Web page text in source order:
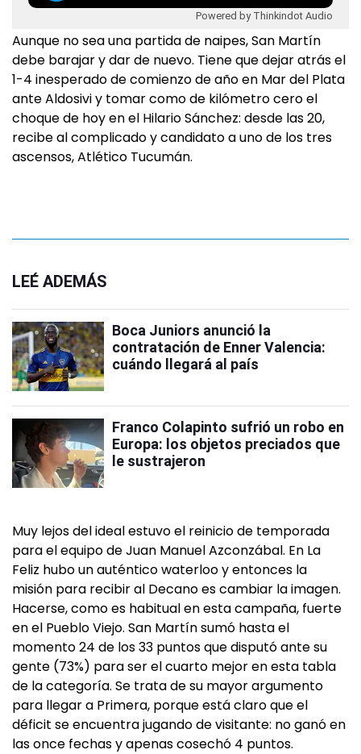
Powered by Thinkindot Audio
Aunque no sea una partida de naipes, San Martín
debe barajar y dar de nuevo. Tiene que dejar atrás el
1-4 inesperado de comienzo de año en Mar del Plata
ante Aldosivi y tomar como de kilómetro cero el
choque de hoy en el Hilario Sánchez: desde las 20,
recibe al complicado y candidato a uno de los tres
ascensos, Atlético Tucumán.
LEÉ ADEMÁS
Boca Juniors anunció la
contratación de Enner Valencia:
cuándo llegará al país
Franco Colapinto sufrió un robo en
Europa: los objetos preciados que
le sustrajeron
Muy lejos del ideal estuvo el reinicio de temporada
para el equipo de Juan Manuel Azconzábal. En La
Feliz hubo un auténtico waterloo y entonces la
misión para recibir al Decano es cambiar la imagen.
Hacerse, como es habitual en esta campaña, fuerte
en el Pueblo Viejo. San Martín sumó hasta el
momento 24 de los 33 puntos que disputó ante su
gente (73%) para ser el cuarto mejor en esta tabla
de la categoría. Se trata de su mayor argumento
para llegar a Primera, porque está claro que el
déficit se encuentra jugando de visitante: no ganó en
las once fechas y apenas cosechó 4 puntos.